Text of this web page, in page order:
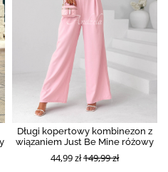
Długi kopertowy kombinezon z
wiązaniem Just Be Mine różowy
44,99 zł149,99 zł